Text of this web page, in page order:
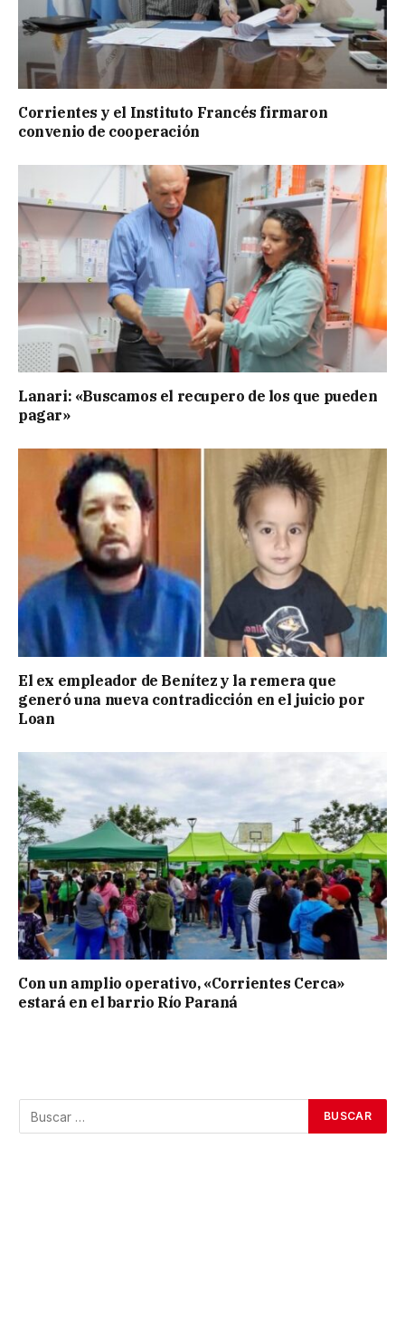
Corrientes y el Instituto Francés firmaron
convenio de cooperación
Lanari: «Buscamos el recupero de los que pueden
pagar»
El ex empleador de Benítez y la remera que
generó una nueva contradicción en el juicio por
Loan
Con un amplio operativo, «Corrientes Cerca»
estará en el barrio Río Paraná